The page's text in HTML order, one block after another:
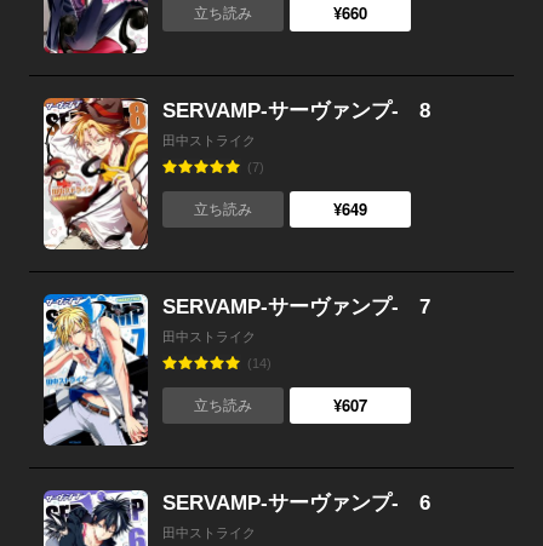
立ち読み ¥660
SERVAMP-サーヴァンプ- 8
田中ストライク
(7)
立ち読み ¥649
SERVAMP-サーヴァンプ- 7
田中ストライク
(14)
立ち読み ¥607
SERVAMP-サーヴァンプ- 6
田中ストライク